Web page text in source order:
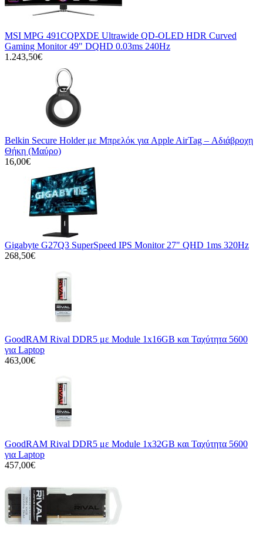
MSI MPG 491CQPXDE Ultrawide QD-OLED HDR Curved
Gaming Monitor 49" DQHD 0.03ms 240Hz
1.243,50€
Belkin Secure Holder με Μπρελόκ για Apple AirTag – Αδιάβροχη
Θήκη (Μαύρο)
16,00€
Gigabyte G27Q3 SuperSpeed IPS Monitor 27" QHD 1ms 320Hz
268,50€
GoodRAM Rival DDR5 με Module 1x16GB και Ταχύτητα 5600
για Laptop
463,00€
GoodRAM Rival DDR5 με Module 1x32GB και Ταχύτητα 5600
για Laptop
457,00€